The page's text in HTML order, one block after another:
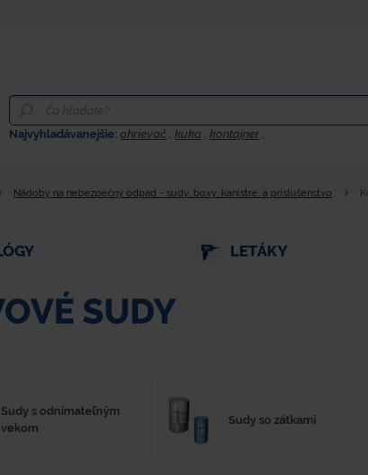
Najvyhladávanejšie:ohrievač ,kuka ,kontajner ,
Nádoby na nebezpečný odpad - sudy, boxy, kanistre, a príslušenstvo
LETÁKY
SUDY
Sudy s odnímateľným
vekom
Sudy so zátkami